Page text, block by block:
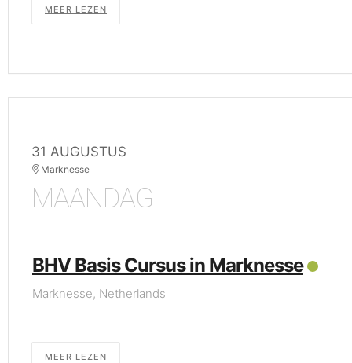
MEER LEZEN
31 AUGUSTUS
Marknesse
MAANDAG
BHV Basis Cursus in Marknesse
Marknesse, Netherlands
MEER LEZEN